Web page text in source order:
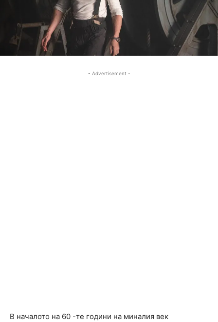
- Advertisement -
В началото на 60 -те години на миналия век